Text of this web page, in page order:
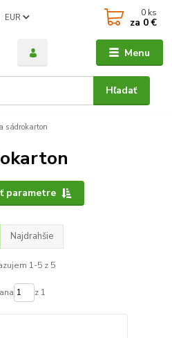
Menu
EUR
Hľadať
0 ks
za 0 €
sádrokarton
parametre
Najdrahšie
1-5 z 5
z 1